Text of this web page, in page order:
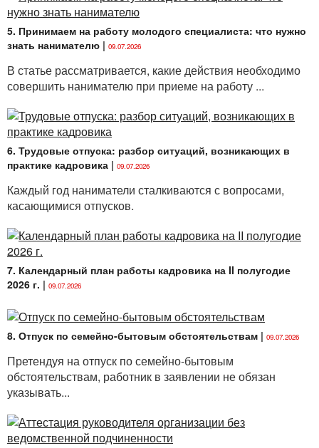
5. Принимаем на работу молодого специалиста: что нужно
знать нанимателю | 09.07.2026
В статье рассматривается, какие действия необходимо
совершить нанимателю при приеме на работу ...
6. Трудовые отпуска: разбор ситуаций, возникающих в
практике кадровика | 09.07.2026
Каждый год наниматели сталкиваются с вопросами,
касающимися отпусков.
7. Календарный план работы кадровика на II полугодие
2026 г. | 09.07.2026
8. Отпуск по семейно-бытовым обстоятельствам | 09.07.2026
Претендуя на отпуск по семейно-бытовым
обстоятельствам, работник в заявлении не обязан
указывать...